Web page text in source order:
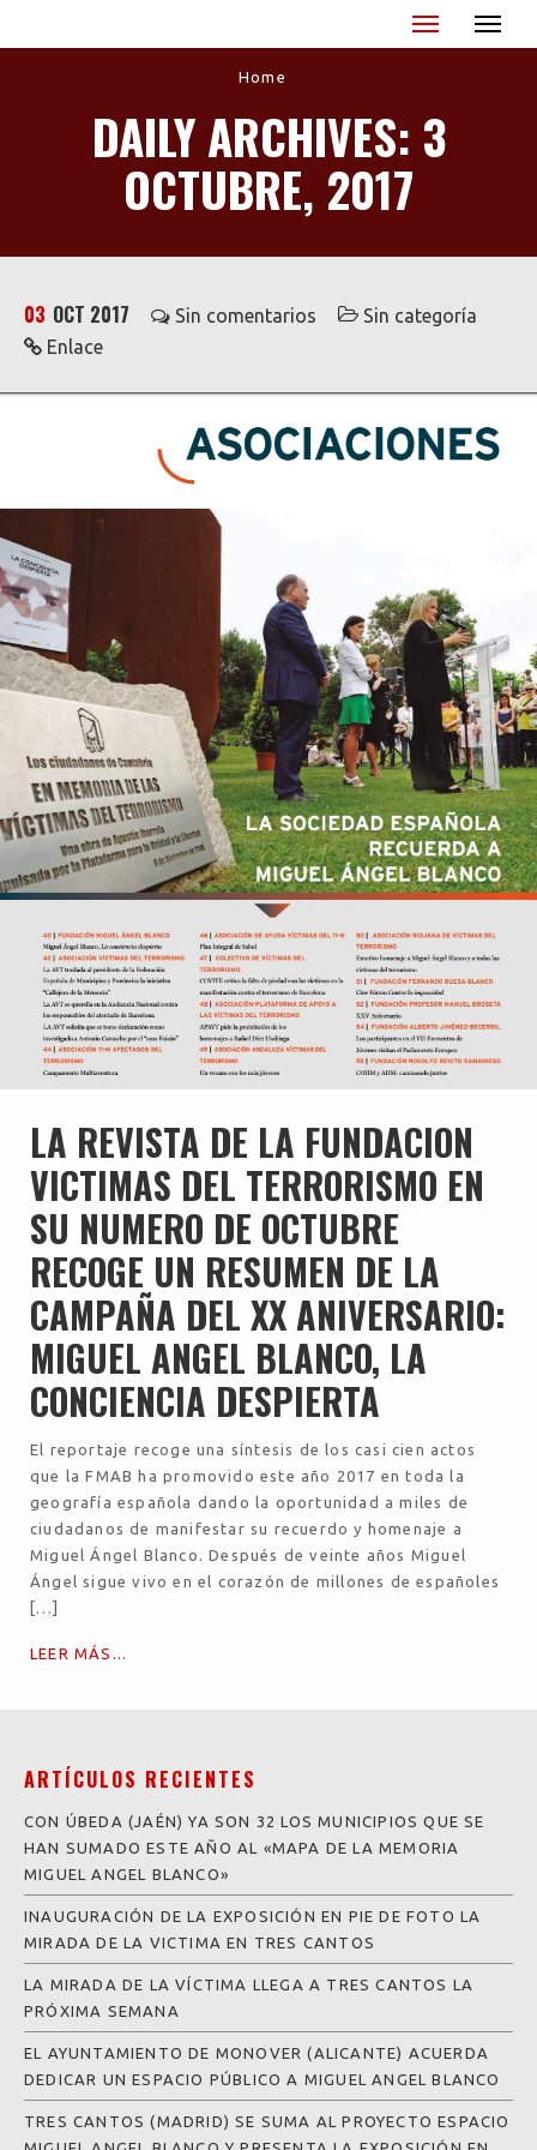
Miguel Ángel Blanco - XX Aniversario
Home
DAILY ARCHIVES: 3
OCTUBRE, 2017
03 OCT 2017 Sin comentarios
Sin categoría
Enlace
LA REVISTA DE LA FUNDACION
VICTIMAS DEL TERRORISMO EN
SU NUMERO DE OCTUBRE
RECOGE UN RESUMEN DE LA
CAMPAÑA DEL XX ANIVERSARIO:
MIGUEL ANGEL BLANCO, LA
CONCIENCIA DESPIERTA
El reportaje recoge una síntesis de los casi cien actos
que la FMAB ha promovido este año 2017 en toda la
geografía española dando la oportunidad a miles de
ciudadanos de manifestar su recuerdo y homenaje a
Miguel Ángel Blanco. Después de veinte años Miguel
Ángel sigue vivo en el corazón de millones de españoles
[…]
LEER MÁS...
ARTÍCULOS RECIENTES
CON ÚBEDA (JAÉN) YA SON 32 LOS MUNICIPIOS QUE SE
HAN SUMADO ESTE AÑO AL «MAPA DE LA MEMORIA
MIGUEL ANGEL BLANCO»
INAUGURACIÓN DE LA EXPOSICIÓN EN PIE DE FOTO LA
MIRADA DE LA VICTIMA EN TRES CANTOS
LA MIRADA DE LA VÍCTIMA LLEGA A TRES CANTOS LA
PRÓXIMA SEMANA
EL AYUNTAMIENTO DE MONOVER (ALICANTE) ACUERDA
DEDICAR UN ESPACIO PÚBLICO A MIGUEL ANGEL BLANCO
TRES CANTOS (MADRID) SE SUMA AL PROYECTO ESPACIO